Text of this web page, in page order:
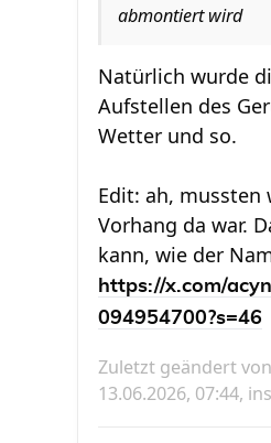
abmontiert wird
Natürlich wurde
Aufstellen des
Wetter und so.
Edit: ah, mussten
Vorhang da war.
kann, wie der
https://x.com/
094954700?s=46
Zuletzt geändert von
13.06.2026, 07:44,